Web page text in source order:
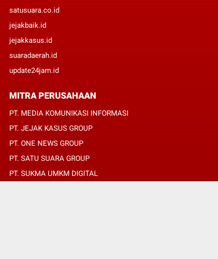
satusuara.co.id
jejakbaik.id
jejakkasus.id
suaradaerah.id
update24jam.id
MITRA PERUSAHAAN
PT. MEDIA KOMUNIKASI INFORMASI
PT. JEJAK KASUS GROUP
PT. ONE NEWS GROUP
PT. SATU SUARA GROUP
PT. SUKMA UMKM DIGITAL